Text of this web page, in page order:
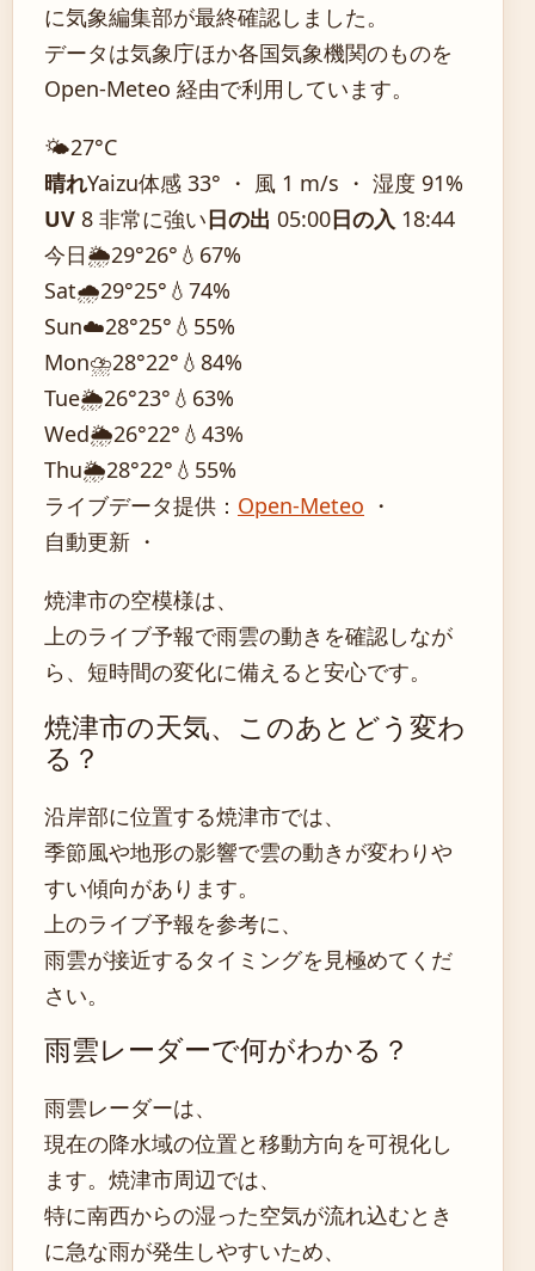
に気象編集部が最終確認しました。
データは気象庁ほか各国気象機関のものを
Open-Meteo 経由で利用しています。
🌤️27°C
晴れYaizu体感 33° ・ 風 1 m/s ・ 湿度 91%
UV 8 非常に強い日の出 05:00日の入 18:44
今日🌦️29°26° 💧67%
Sat🌧️29°25° 💧74%
Sun☁️28°25° 💧55%
Mon⛈️28°22° 💧84%
Tue🌦️26°23° 💧63%
Wed🌦️26°22° 💧43%
Thu🌦️28°22° 💧55%
ライブデータ提供： Open-Meteo ・
自動更新 ・
焼津市の空模様は、
上のライブ予報で雨雲の動きを確認しなが
ら、短時間の変化に備えると安心です。
焼津市の天気、このあとどう変わ
る？
沿岸部に位置する焼津市では、
季節風や地形の影響で雲の動きが変わりや
すい傾向があります。
上のライブ予報を参考に、
雨雲が接近するタイミングを見極めてくだ
さい。
雨雲レーダーで何がわかる？
雨雲レーダーは、
現在の降水域の位置と移動方向を可視化し
ます。焼津市周辺では、
特に南西からの湿った空気が流れ込むとき
に急な雨が発生しやすいため、